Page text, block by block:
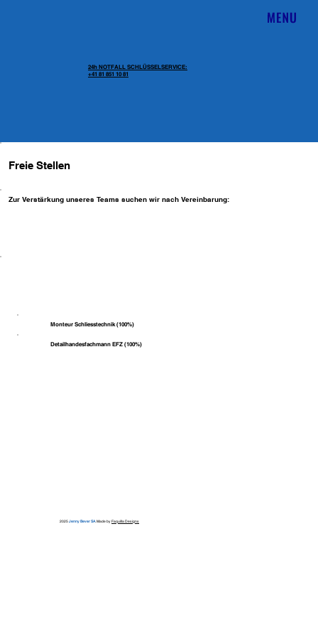
24h NOTFALL SCHLÜSSELSERVICE:
+41 81 851 10 81
Freie Stellen
Zur Verstärkung unseres Teams suchen wir nach Vereinbarung:
Monteur Schliesstechnik (100%)
Detailhandesfachmann EFZ (100%)
2025Jenny Bever SA . Made byFaquilla Designs